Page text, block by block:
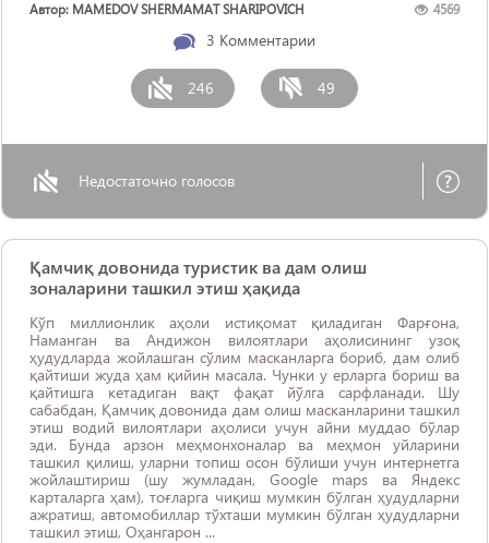
Автор: MAMEDOV SHERMAMAT SHARIPOVICH 4569
3 Комментарии
246 49
Недостаточно голосов
Қамчиқ довонида туристик ва дам олиш
зоналарини ташкил этиш ҳақида
Кўп миллионлик аҳоли истиқомат қиладиган Фарғона,
Наманган ва Андижон вилоятлари аҳолисининг узоқ
ҳудудларда жойлашган сўлим масканларга бориб, дам олиб
қайтиши жуда ҳам қийин масала. Чунки у ерларга бориш ва
қайтишга кетадиган вақт фақат йўлга сарфланади. Шу
сабабдан, Қамчиқ довонида дам олиш масканларини ташкил
этиш водий вилоятлари аҳолиси учун айни муддао бўлар
эди. Бунда арзон меҳмонхоналар ва меҳмон уйларини
ташкил қилиш, уларни топиш осон бўлиши учун интернетга
жойлаштириш (шу жумладан, Google maps ва Яндекс
карталарга ҳам), тоғларга чиқиш мумкин бўлган ҳудудларни
ажратиш, автомобиллар тўхташи мумкин бўлган ҳудудларни
ташкил этиш, Оҳангарон ...